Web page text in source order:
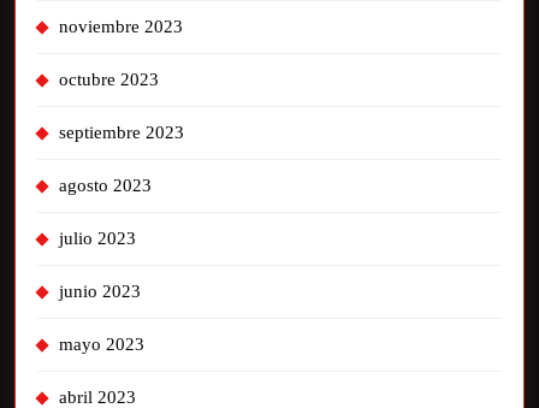
noviembre 2023
octubre 2023
septiembre 2023
agosto 2023
julio 2023
junio 2023
mayo 2023
abril 2023